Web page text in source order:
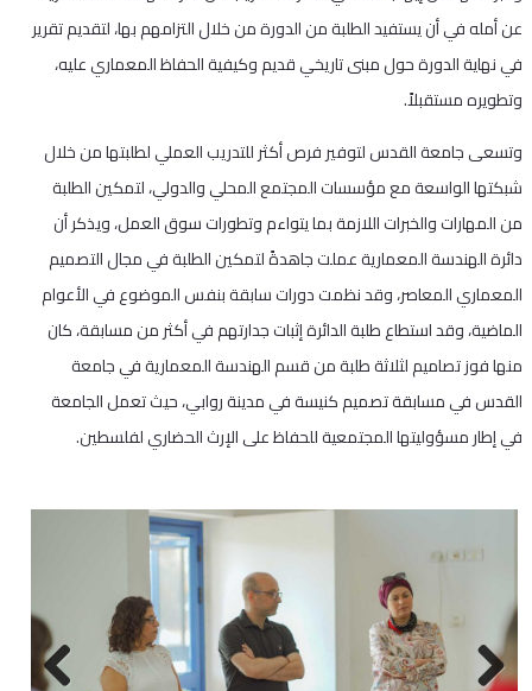
عن أمله في أن يستفيد الطلبة من الدورة من خلال التزامهم بها، لتقديم تقرير
في نهاية الدورة حول مبنى تاريخي قديم وكيفية الحفاظ المعماري عليه،
وتطويره مستقبلاً.
وتسعى جامعة القدس لتوفير فرص أكثر للتدريب العملي لطلبتها من خلال
شبكتها الواسعة مع مؤسسات المجتمع المحلي والدولي، لتمكين الطلبة
من المهارات والخبرات اللازمة بما يتواءم وتطورات سوق العمل، ويذكر أن
دائرة الهندسة المعمارية عملت جاهدةً لتمكين الطلبة في مجال التصميم
المعماري المعاصر، وقد نظمت دورات سابقة بنفس الموضوع في الأعوام
الماضية، وقد استطاع طلبة الدائرة إثبات جدارتهم في أكثر من مسابقة، كان
منها فوز تصاميم لثلاثة طلبة من قسم الهندسة المعمارية في جامعة
القدس في مسابقة تصميم كنيسة في مدينة روابي، حيث تعمل الجامعة
في إطار مسؤوليتها المجتمعية للحفاظ على الإرث الحضاري لفلسطين.